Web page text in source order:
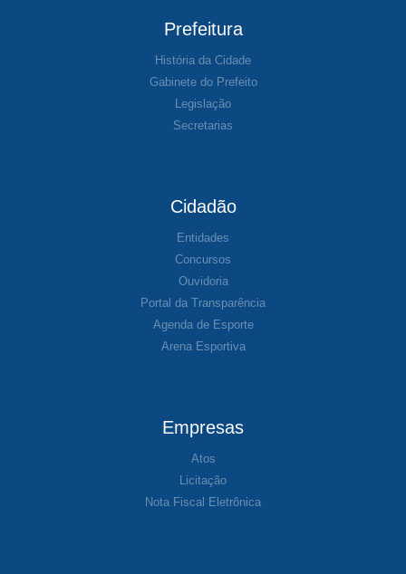
Prefeitura
História da Cidade
Gabinete do Prefeito
Legislação
Secretarias
Cidadão
Entidades
Concursos
Ouvidoria
Portal da Transparência
Agenda de Esporte
Arena Esportiva
Empresas
Atos
Licitação
Nota Fiscal Eletrônica